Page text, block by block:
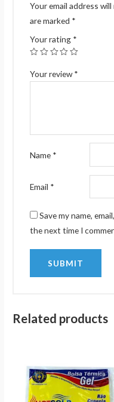
Your email address
are marked *
Your rating *
Your review*
Name *
Email *
Save my name,
the next time I
Related products